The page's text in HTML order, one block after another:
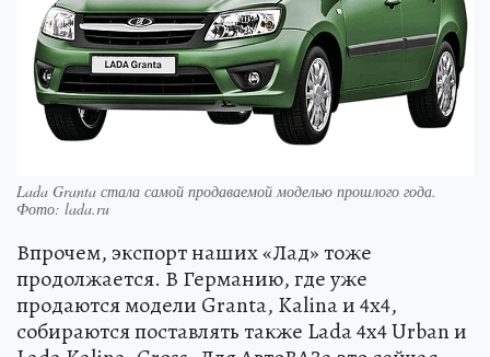
Lada Granta стала самой продаваемой моделью прошлого года.
Фото: lada.ru
Впрочем, экспорт наших «Лад» тоже
продолжается. В Германию, где уже
продаются модели Granta, Kalina и 4х4,
собираются поставлять также Lada 4x4 Urban и